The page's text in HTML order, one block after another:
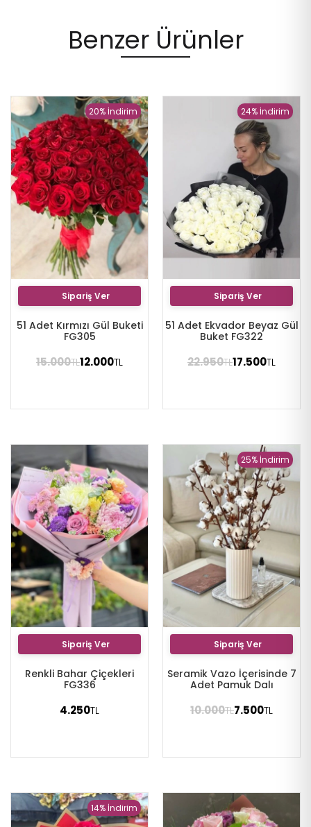
Benzer Ürünler
20% İndirim
Sipariş Ver
51 Adet Kırmızı Gül Buketi
FG305
15.000TL12.000TL
24% İndirim
Sipariş Ver
51 Adet Ekvador Beyaz Gül
Buket FG322
22.950TL17.500TL
Sipariş Ver
Renkli Bahar Çiçekleri
FG336
4.250TL
25% İndirim
Sipariş Ver
Seramik Vazo İçerisinde 7
Adet Pamuk Dalı
10.000TL7.500TL
14% İndirim